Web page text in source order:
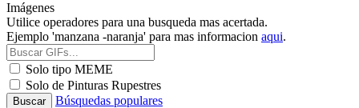
Imágenes
Utilice operadores para una busqueda mas acertada.
Ejemplo 'manzana -naranja' para mas informacion aqui.
Solo tipo MEME
Solo de Pinturas Rupestres
Búsquedas populares